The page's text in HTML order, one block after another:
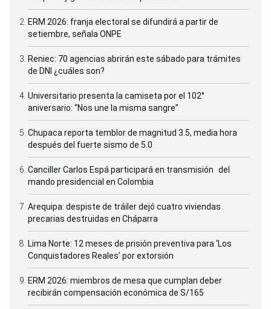
ERM 2026: franja electoral se difundirá a partir de
setiembre, señala ONPE
Reniec: 70 agencias abrirán este sábado para trámites
de DNI ¿cuáles son?
Universitario presenta la camiseta por el 102°
aniversario: “Nos une la misma sangre”
Chupaca reporta temblor de magnitud 3.5, media hora
después del fuerte sismo de 5.0
Canciller Carlos Espá participará en transmisión del
mando presidencial en Colombia
Arequipa: despiste de tráiler dejó cuatro viviendas
precarias destruidas en Cháparra
Lima Norte: 12 meses de prisión preventiva para ‘Los
Conquistadores Reales’ por extorsión
ERM 2026: miembros de mesa que cumplan deber
recibirán compensación económica de S/165